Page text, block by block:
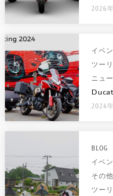
2026
イベ
ツー
ニュ
2024
BLOG
イベ
その他
ツー